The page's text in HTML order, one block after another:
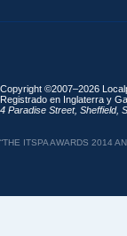
Copyright ©2007–2026
Registrado en Inglaterra y
4 Paradise Street, Sheffield,
“THE ITSPA AWARDS 2014